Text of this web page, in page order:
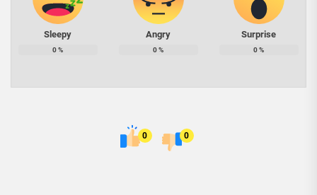
Sleepy
0%
Angry
0%
Surprise
0%
0 0